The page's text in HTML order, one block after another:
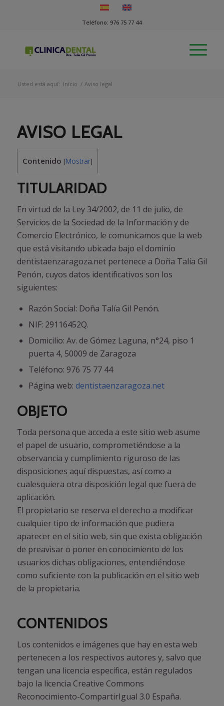
Teléfono: 976 75 77 44
Usted está aquí: Inicio / Aviso legal
AVISO LEGAL
Contenido [Mostrar]
TITULARIDAD
En virtud de la Ley 34/2002, de 11 de julio, de
Servicios de la Sociedad de la Información y de
Comercio Electrónico, le comunicamos que la web
que está visitando ubicada bajo el dominio
dentistaenzaragoza.net pertenece a Doña Talía Gil
Penón, cuyos datos identificativos son los
siguientes:
Razón Social: Doña Talía Gil Penón.
NIF: 29116452Q.
Domicilio: Av. de Gómez Laguna, n°24, piso 1
puerta 4, 50009 de Zaragoza
Teléfono: 976 75 77 44
Página web: dentistaenzaragoza.net
OBJETO
Toda persona que acceda a este sitio web asume
el papel de usuario, comprometiéndose a la
observancia y cumplimiento riguroso de las
disposiciones aquí dispuestas, así como a
cualesquiera otra disposición legal que fuera de
aplicación.
El propietario se reserva el derecho a modificar
cualquier tipo de información que pudiera
aparecer en el sitio web, sin que exista obligación
de preavisar o poner en conocimiento de los
usuarios dichas obligaciones, entendiéndose
como suficiente con la publicación en el sitio web
de la propietaria.
CONTENIDOS
Los contenidos e imágenes que hay en esta web
pertenecen a los respectivos autores y, salvo que
tengan una licencia específica, están regulados
bajo la licencia Creative Commons
Reconocimiento-CompartirIgual 3.0 España.